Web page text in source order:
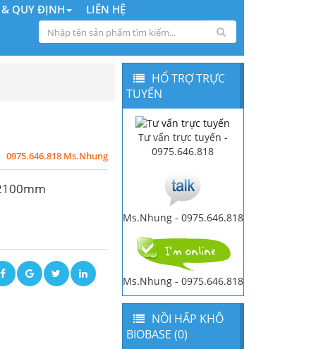
QUY ĐỊNH LIÊN HỆ
0975.646.818 Ms.Nhung
HỔ TRỢ TRỰC
TUYẾN
Tư vấn trực tuyến -
0975.646.818
Ms.Nhung - 0975.646.818
Ms.Nhung - 0975.646.818
NỒI HẤP KHÔ
BIOBASE (0)